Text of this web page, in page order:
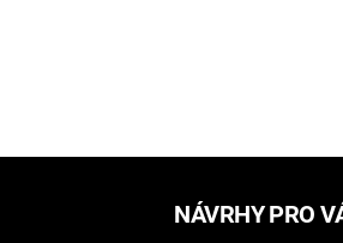
NÁVRHY PRO